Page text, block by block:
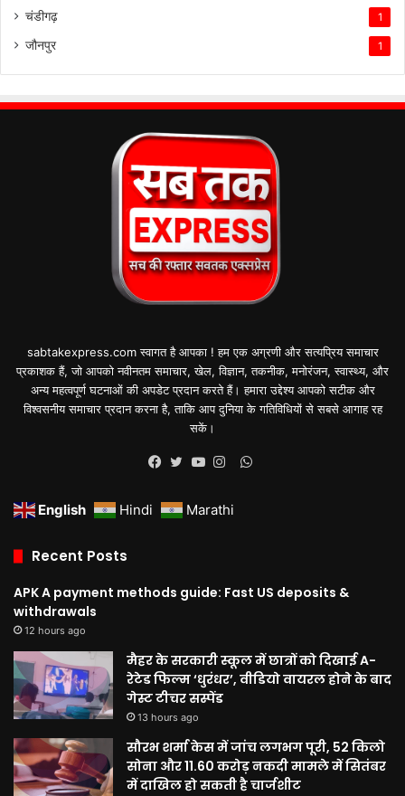
चंडीगढ़ 1
जौनपुर 1
sabtakexpress.com स्वागत है आपका ! हम एक अग्रणी और सत्यप्रिय समाचार
प्रकाशक हैं, जो आपको नवीनतम समाचार, खेल, विज्ञान, तकनीक, मनोरंजन, स्वास्थ्य, और
अन्य महत्वपूर्ण घटनाओं की अपडेट प्रदान करते हैं। हमारा उद्देश्य आपको सटीक और
विश्वसनीय समाचार प्रदान करना है, ताकि आप दुनिया के गतिविधियों से सबसे आगाह रह
सकें।
WhatsApp
English Hindi Marathi
Recent Posts
APK A payment methods guide: Fast US deposits &
withdrawals
12 hours ago
मैहर के सरकारी स्कूल में छात्रों को दिखाई A-
रेटेड फिल्म ‘धुरंधर’, वीडियो वायरल होने के बाद
गेस्ट टीचर सस्पेंड
13 hours ago
सौरभ शर्मा केस में जांच लगभग पूरी, 52 किलो
सोना और 11.60 करोड़ नकदी मामले में सितंबर
में दाखिल हो सकती है चार्जशीट